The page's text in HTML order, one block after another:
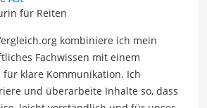
für Reiten
kombiniere ich mein
Fachwissen mit einem
klare Kommunikation. Ich
und überarbeite Inhalte so, dass